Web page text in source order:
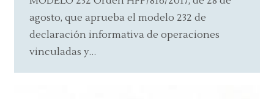
agosto, que aprueba el modelo 232 de
declaración informativa de operaciones
vinculadas y…